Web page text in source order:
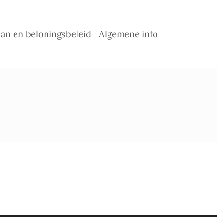
en beloningsbeleid Algemene info